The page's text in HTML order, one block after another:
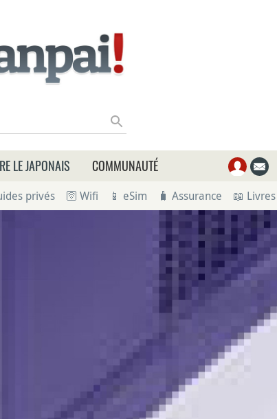
LE JAPONAIS COMMUNAUTÉ
privés 🛜 Wifi 📱 eSim 🧳 Assurance 📖 Livres